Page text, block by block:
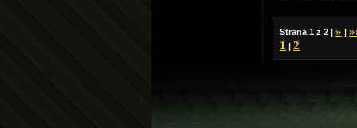
Strana 1 z 2 | » |
1 | 2